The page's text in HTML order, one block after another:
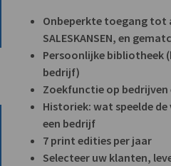
Onbeperkte toegang tot
SALESKANSEN, en
Persoonlijke bibliotheek
bedrijf)
Zoekfunctie op bedrijven
Historiek: wat speelde
een bedrijf
7 print edities per jaar
Selecteer uw klanten,